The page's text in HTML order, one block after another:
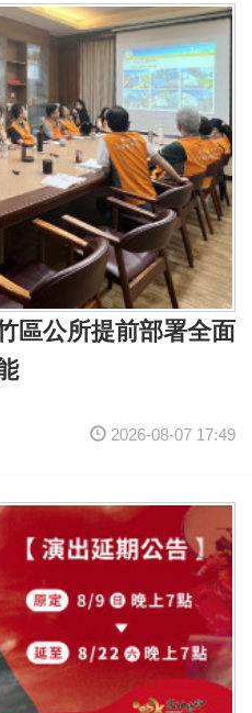
區公所提前部署全面
2026-08-07 17:49